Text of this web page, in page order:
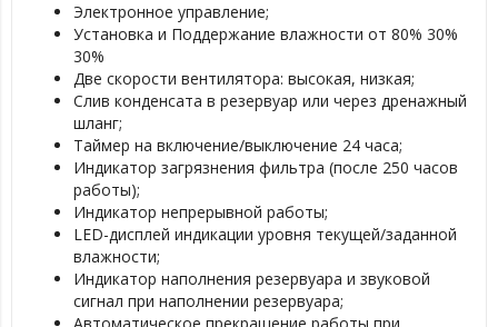
Электронное управление;
Установка и Поддержание влажности от 80% 30%
30%
Две скорости вентилятора: высокая, низкая;
Слив конденсата в резервуар или через дренажный
шланг;
Таймер на включение/выключение 24 часа;
Индикатор загрязнения фильтра (после 250 часов
работы);
Индикатор непрерывной работы;
LED-дисплей индикации уровня текущей/заданной
влажности;
Индикатор наполнения резервуара и звуковой
сигнал при наполнении резервуара;